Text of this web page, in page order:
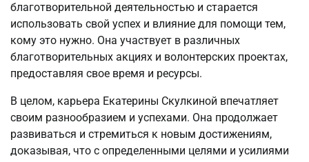
благотворительной деятельностью и старается
использовать свой успех и влияние для помощи тем,
кому это нужно. Она участвует в различных
благотворительных акциях и волонтерских проектах,
предоставляя свое время и ресурсы.
В целом, карьера Екатерины Скулкиной впечатляет
своим разнообразием и успехами. Она продолжает
развиваться и стремиться к новым достижениям,
доказывая, что с определенными целями и усилиями